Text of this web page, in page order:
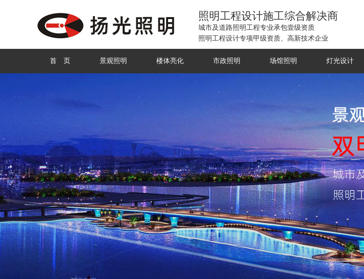
照明工程设计施工综合解决商
城市及道路照明工程专业承包壹级资质
照明工程设计专项甲级资质、高新技术企业
首 页 景观照明 楼体亮化 市政照明 场馆照明 灯光设计